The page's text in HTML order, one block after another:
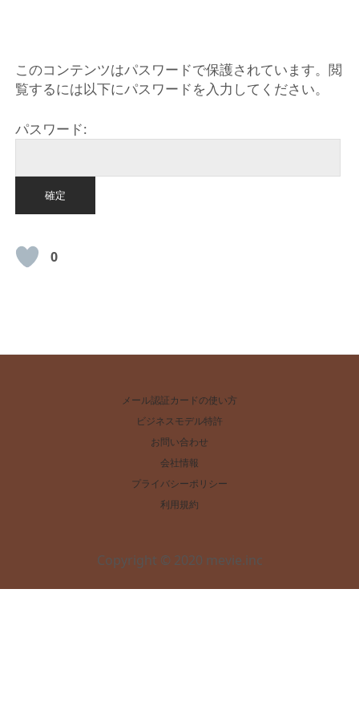
このコンテンツはパスワードで保護されています。閲
覧するには以下にパスワードを入力してください。
パスワード:
0
メール認証カードの使い方
ビジネスモデル特許
お問い合わせ
会社情報
プライバシーポリシー
利用規約
Copyright © 2020 mevie.inc